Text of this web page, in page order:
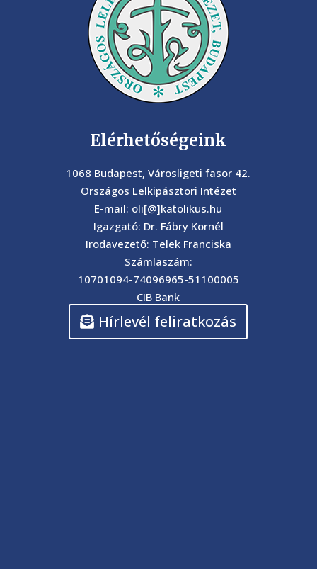
Elérhetőségeink
1068 Budapest, Városligeti fasor 42.
Országos Lelkipásztori Intézet
E-mail: oli[@]katolikus.hu
Igazgató: Dr. Fábry Kornél
Irodavezető: Telek Franciska
Számlaszám:
10701094-74096965-51100005
CIB Bank
Hírlevél feliratkozás